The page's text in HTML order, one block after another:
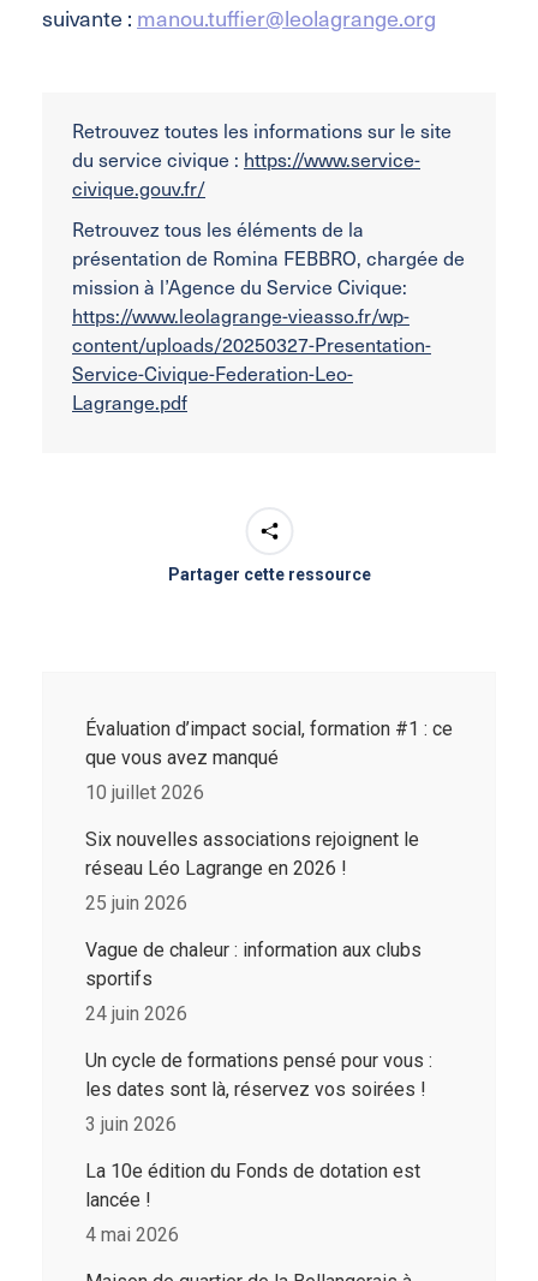
suivante : manou.tuffier@leolagrange.org
Retrouvez toutes les informations sur le site
du service civique : https://www.service-
civique.gouv.fr/
Retrouvez tous les éléments de la
présentation de Romina FEBBRO, chargée de
mission à l’Agence du Service Civique:
https://www.leolagrange-vieasso.fr/wp-
content/uploads/20250327-Presentation-
Service-Civique-Federation-Leo-
Lagrange.pdf
Partager cette ressource
Évaluation d’impact social, formation #1 : ce
que vous avez manqué
10 juillet 2026
Six nouvelles associations rejoignent le
réseau Léo Lagrange en 2026 !
25 juin 2026
Vague de chaleur : information aux clubs
sportifs
24 juin 2026
Un cycle de formations pensé pour vous :
les dates sont là, réservez vos soirées !
3 juin 2026
La 10e édition du Fonds de dotation est
lancée !
4 mai 2026